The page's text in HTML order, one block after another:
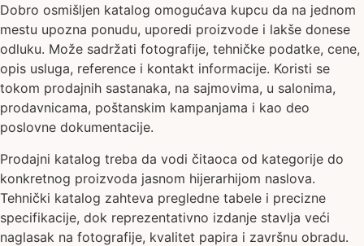
Dobro osmišljen katalog omogućava kupcu da na jednom
mestu upozna ponudu, uporedi proizvode i lakše donese
odluku. Može sadržati fotografije, tehničke podatke, cene,
opis usluga, reference i kontakt informacije. Koristi se
tokom prodajnih sastanaka, na sajmovima, u salonima,
prodavnicama, poštanskim kampanjama i kao deo
poslovne dokumentacije.
Prodajni katalog treba da vodi čitaoca od kategorije do
konkretnog proizvoda jasnom hijerarhijom naslova.
Tehnički katalog zahteva pregledne tabele i precizne
specifikacije, dok reprezentativno izdanje stavlja veći
naglasak na fotografije, kvalitet papira i završnu obradu.